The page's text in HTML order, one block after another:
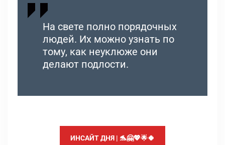
На свете полно порядочных
людей. Их можно узнать по
тому, как неуклюже они
делают подлости.
ИНСАЙТ ДНЯ | 🐬🤗💖🌟🍀